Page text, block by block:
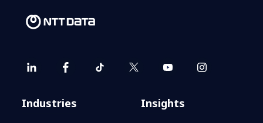
Industries
Insights